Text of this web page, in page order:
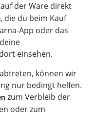
der Ware direkt
, die du beim Kauf
App oder das
einsehen.
können wir
nur bedingt helfen.
zum Verbleib der
oder zum